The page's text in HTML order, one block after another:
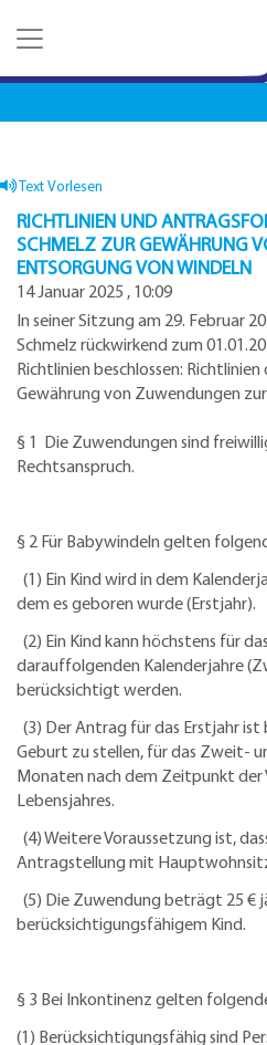
H
t
I
l
e
n Text Vorlesen
RICHTLINIEN UND
SCHMELZ ZUR GEWÄHRUNG
ENTSORGUNG VON WINDELN
14 Januar 2025 , 10:09
In seiner Sitzung am 29. Februar
Schmelz rückwirkend zum
Richtlinien beschlossen:
Gewährung von Zuwendungen
§ 1 Die Zuwendungen sind
Rechtsanspruch.
§ 2 Für Babywindeln gelten
(1) Ein Kind wird in dem
dem es geboren wurde (Erstjahr).
(2) Ein Kind kann höchstens für
darauffolgenden Kalenderjahre
berücksichtigt werden.
(3) Der Antrag für das Erstjahr
Geburt zu stellen, für das Zweit-
Monaten nach dem Zeitpunkt der
Lebensjahres.
(4) Weitere Voraussetzung ist,
Antragstellung mit
(5) Die Zuwendung beträgt 25 €
berücksichtigungsfähigem Kind.
§ 3 Bei Inkontinenz gelten
(1) Berücksichtigungsfähig sind